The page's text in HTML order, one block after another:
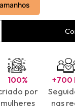
100%
por
mulheres
+700
nas